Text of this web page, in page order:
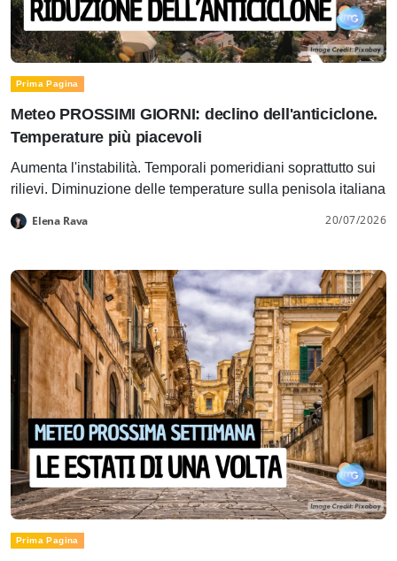
Prima Pagina
Meteo PROSSIMI GIORNI: declino dell'anticiclone.
Temperature più piacevoli
Aumenta l'instabilità. Temporali pomeridiani soprattutto sui
rilievi. Diminuzione delle temperature sulla penisola italiana
Elena Rava 20/07/2026
Prima Pagina